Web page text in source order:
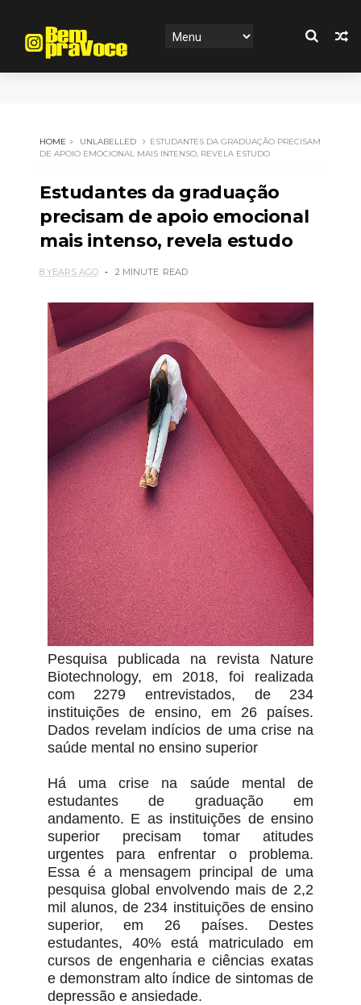
HOME UNLABELLED
ESTUDANTES DA GRADUAÇÃO PRECISAM
DE APOIO EMOCIONAL MAIS INTENSO, REVELA ESTUDO
Estudantes da graduação
precisam de apoio emocional
mais intenso, revela estudo
8 YEARS AGO 2 MINUTE READ
Pesquisa publicada na revista Nature
Biotechnology, em 2018, foi realizada
com 2279 entrevistados, de 234
instituições de ensino, em 26 países.
Dados revelam indícios de uma crise na
saúde mental no ensino superior
Há uma crise na saúde mental de
estudantes de graduação em
andamento. E as instituições de ensino
superior precisam tomar atitudes
urgentes para enfrentar o problema.
Essa é a mensagem principal de uma
pesquisa global envolvendo mais de 2,2
mil alunos, de 234 instituições de ensino
superior, em 26 países. Destes
estudantes, 40% está matriculado em
cursos de engenharia e ciências exatas
e demonstram alto índice de sintomas de
depressão e ansiedade.